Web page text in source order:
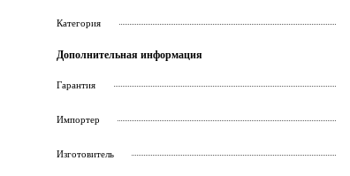
Категория
Дополнительная информация
Гарантия
Импортер
Изготовитель